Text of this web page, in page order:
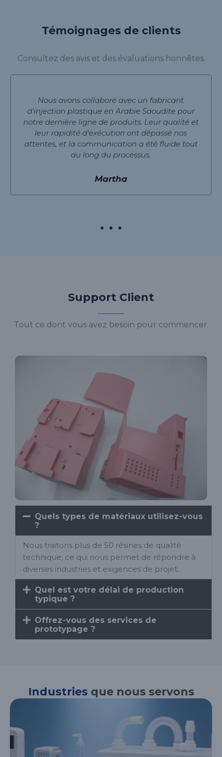
Témoignages de clients
Consultez des avis et des évaluations honnêtes.
Nous avons collaboré avec un fabricant
d'injection plastique en Arabie Saoudite pour
notre dernière ligne de produits. Leur qualité et
leur rapidité d'exécution ont dépassé nos
attentes, et la communication a été fluide tout
au long du processus.
Martha
Support Client
Tout ce dont vous avez besoin pour commencer.
Quels types de matériaux utilisez-vous
?
Nous traitons plus de 50 résines de qualité
technique, ce qui nous permet de répondre à
diverses industries et exigences de projet.
Quel est votre délai de production
typique ?
Offrez-vous des services de
prototypage ?
Industriesque nous servons